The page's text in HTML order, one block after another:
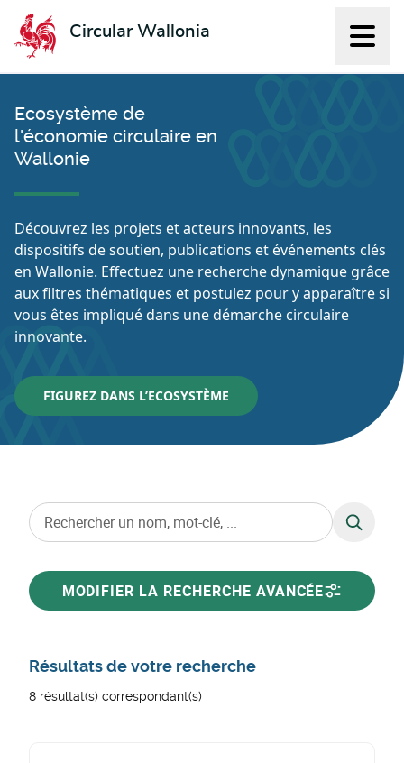
Circular Wallonia
Ecosystème de
l'économie circulaire en
Wallonie
Découvrez les projets et acteurs innovants, les
dispositifs de soutien, publications et événements clés
en Wallonie. Effectuez une recherche dynamique grâce
aux filtres thématiques et postulez pour y apparaître si
vous êtes impliqué dans une démarche circulaire
innovante.
FIGUREZ DANS L’ECOSYSTÈME
MODIFIER LA RECHERCHE AVANCÉE
Résultats de votre recherche
8 résultat(s) correspondant(s)